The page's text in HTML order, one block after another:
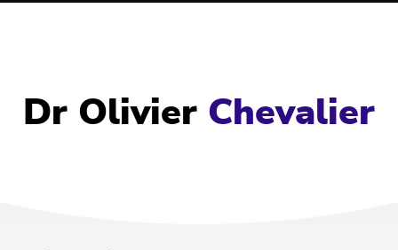
Dr Olivier Chevalier